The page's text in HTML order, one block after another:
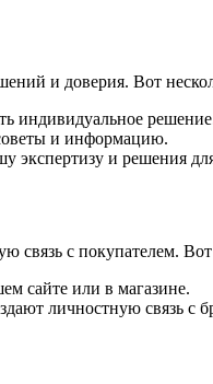
и доверия. Вот
индивидуальное
и информацию.
экспертизу и решения
с покупателем.
сайте или в магазине.
личностную связь с